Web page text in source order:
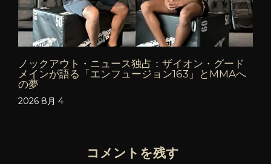
ノックアウト・ニュース独占：ザイオン・グード
メインが語る「エンフュージョン163」とMMAへ
の夢
2026 8月 4
コメントを残す